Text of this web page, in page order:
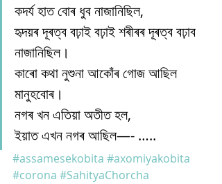
কদৰ্য হাত বোৰ ধুব নাজানিছিল,
হৃদয়ৰ দূৰত্ব বঢ়াই বঢ়াই শৰীৰৰ দূৰত্ব বঢ়াব
নাজানিছিল।
কাৰো কথা নুশুনা আকোঁৰ গোজ আছিল
মানুহবোৰ।
নগৰ খন এতিয়া অতীত হল,
ইয়াত এখন নগৰ আছিল—- …..
#assamesekobita #axomiyakobita
#corona #SahityaChorcha